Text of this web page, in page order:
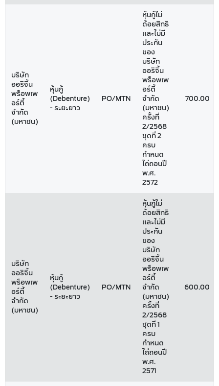
บริษัท
ออริจิ้น
พร็อพเพ
อร์ตี้
จำกัด
(มหาชน)
หุ้นกู้
(Debenture)
- ระยะยาว
PO/MTN
หุ้นกู้ไม่
ด้อยสิทธิ
และไม่มี
ประกัน
ของ
บริษัท
ออริจิ้น
พร็อพเพ
อร์ตี้
จำกัด
(มหาชน)
ครั้งที่
2/2568
ชุดที่ 2
ครบ
กำหนด
ไถ่ถอนปี
พ.ศ.
2572
700.00
บริษัท
ออริจิ้น
พร็อพเพ
อร์ตี้
จำกัด
(มหาชน)
หุ้นกู้
(Debenture)
- ระยะยาว
PO/MTN
หุ้นกู้ไม่
ด้อยสิทธิ
และไม่มี
ประกัน
ของ
บริษัท
ออริจิ้น
พร็อพเพ
อร์ตี้
จำกัด
(มหาชน)
ครั้งที่
2/2568
ชุดที่ 1
ครบ
กำหนด
ไถ่ถอนปี
พ.ศ.
2571
600.00